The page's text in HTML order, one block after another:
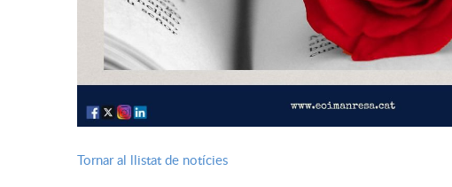
Tornar al llistat de notícies